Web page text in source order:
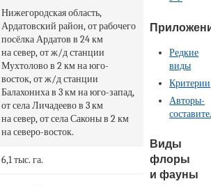
Нижегородская область,
Ардатовский район, от рабочего
посёлка Ардатов в 24 км
на север, от ж/д станции
Мухтолово в 2 км на юго-
восток, от ж/д станции
Балахониха в 3 км на юго-запад,
от села Личадеево в 3 км
на север, от села Саконы в 2 км
на северо-восток.
6,1 тыс. га.
Редкие
виды
Критерии
Авторы-
Виды
флоры
и фауны